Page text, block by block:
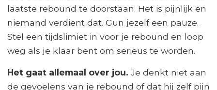
laatste rebound te doorstaan. Het is pijnlijk en
niemand verdient dat. Gun jezelf een pauze.
Stel een tijdslimiet in voor je rebound en loop
weg als je klaar bent om serieus te worden.
Het gaat allemaal over jou. Je denkt niet aan
de gevoelens van je rebound of dat hij zelf pijn